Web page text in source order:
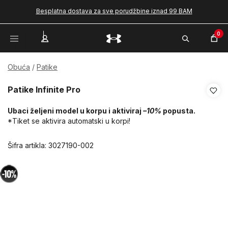
Besplatna dostava za sve porudžbine iznad 99 BAM
0
Obuća Patike
Patike Infinite Pro
Ubaci željeni model u korpu i aktiviraj –10% popusta.
*Tiket se aktivira automatski u korpi!
Šifra artikla: 3027190-002